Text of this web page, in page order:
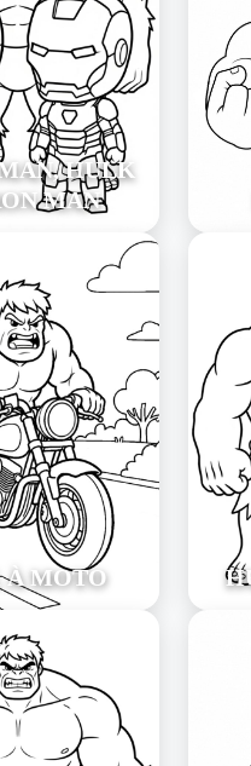
HULK
MAN
MOTO